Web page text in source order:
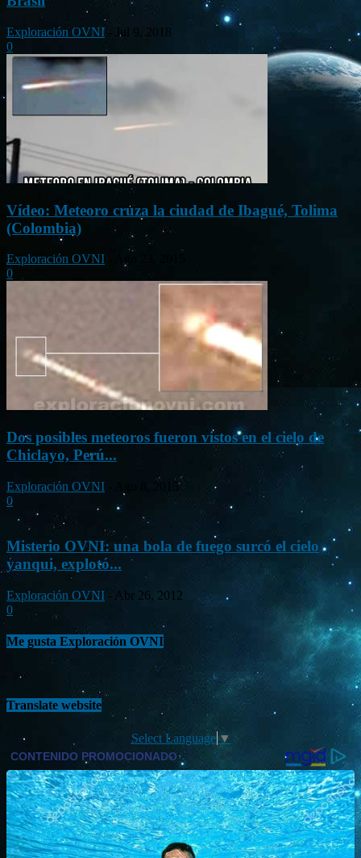
Exploración OVNI -
Jul 9, 2018
0
Vídeo: Meteoro cruza la ciudad de Ibagué, Tolima
(Colombia)
Exploración OVNI
0
Dos posibles meteoros fueron vistos en el cielo de
Chiclayo, Perú...
Exploración OVNI
Ago 8, 2015
0
Misterio OVNI: una bola de fuego surcó el cielo
yanqui, explotó...
Exploración OVNI - Abr 26, 2012
0
Me gusta Exploración OVNI
Translate website
Select Language ▼